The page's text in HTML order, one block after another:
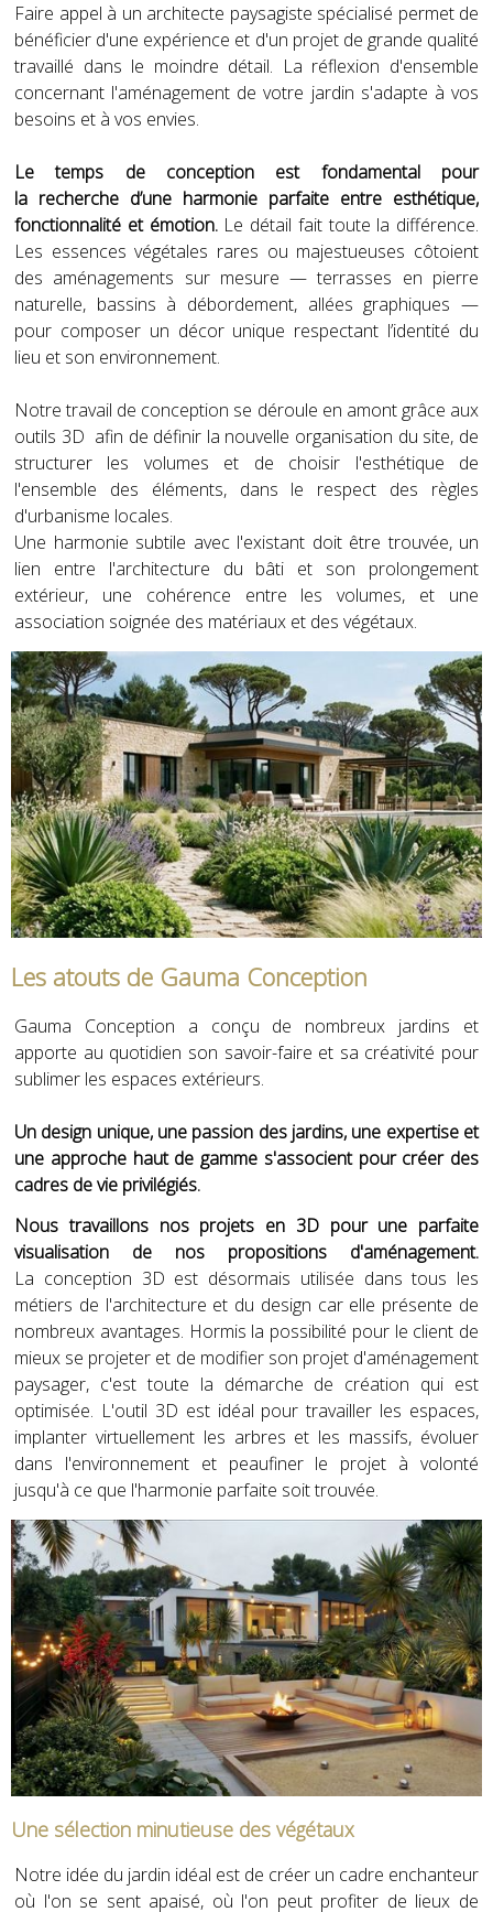
Faire appel à un architecte paysagiste spécialisé permet de
bénéficier d'une expérience et d'un projet de grande qualité
travaillé dans le moindre détail. La réflexion d'ensemble
concernant l'aménagement de votre jardin s'adapte à vos
besoins et à vos envies.
Le temps de conception est fondamental pour
la recherche d’une harmonie parfaite entre esthétique,
fonctionnalité et émotion.Le détail fait toute la différence.
Les essences végétales rares ou majestueuses côtoient
des aménagements sur mesure — terrasses en pierre
naturelle, bassins à débordement, allées graphiques —
pour composer un décor unique respectant l’identité du
lieu et son environnement.
Notre travail de conception se déroule en amont grâce aux
outils 3D afin de définir la nouvelle organisation du site, de
structurer les volumes et de choisir l'esthétique de
l'ensemble des éléments, dans le respect des règles
d'urbanisme locales.
Une harmonie subtile avec l'existant doit être trouvée, un
lien entre l'architecture du bâti et son prolongement
extérieur, une cohérence entre les volumes, et une
association soignée des matériaux et des végétaux.
Les atouts de Gauma Conception
Gauma Conception a conçu de nombreux jardins et
apporte au quotidien son savoir-faire et sa créativité pour
sublimer les espaces extérieurs.
Un design unique, une passion des jardins, une expertise et
une approche haut de gamme s'associent pour créer des
cadres de vie privilégiés.
Nous travaillons nos projets en 3D pour une parfaite
visualisation de nos propositions d'aménagement.
La conception 3D est désormais utilisée dans tous les
métiers de l'architecture et du design car elle présente de
nombreux avantages. Hormis la possibilité pour le client de
mieux se projeter et de modifier son projet d'aménagement
paysager, c'est toute la démarche de création qui est
optimisée. L'outil 3D est idéal pour travailler les espaces,
implanter virtuellement les arbres et les massifs, évoluer
dans l'environnement et peaufiner le projet à volonté
jusqu'à ce que l'harmonie parfaite soit trouvée.
Une sélection minutieuse des végétaux
Notre idée du jardin idéal est de créer un cadre enchanteur
où l'on se sent apaisé, où l'on peut profiter de lieux de